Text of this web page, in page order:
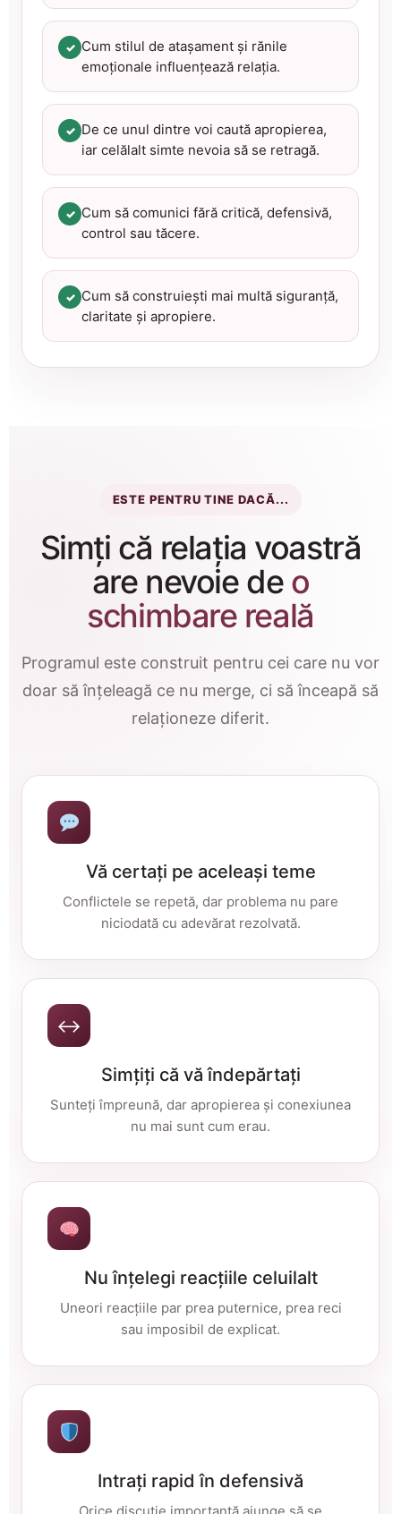
✓ Cum stilul de atașament și rănile
emoționale influențează relația.
✓ De ce unul dintre voi caută apropierea,
iar celălalt simte nevoia să se retragă.
✓ Cum să comunici fără critică, defensivă,
control sau tăcere.
✓ Cum să construiești mai multă siguranță,
claritate și apropiere.
ESTE PENTRU TINE DACĂ...
Simți că relația voastră
are nevoie de o
schimbare reală
Programul este construit pentru cei care nu vor
doar să înțeleagă ce nu merge, ci să înceapă să
relaționeze diferit.
Vă certați pe aceleași teme
Conflictele se repetă, dar problema nu pare
niciodată cu adevărat rezolvată.
↔
Simțiți că vă îndepărtați
Sunteți împreună, dar apropierea și conexiunea
nu mai sunt cum erau.
Nu înțelegi reacțiile celuilalt
Uneori reacțiile par prea puternice, prea reci
sau imposibil de explicat.
Intrați rapid în defensivă